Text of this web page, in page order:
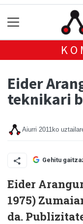
Eider
teknikari
Aiurri 2011ko
Gehitu
Eider
1975)
da.